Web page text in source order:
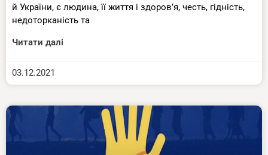
й України, є людина, її життя і здоров’я, честь, гідність,
недоторканість та
Читати далі
03.12.2021